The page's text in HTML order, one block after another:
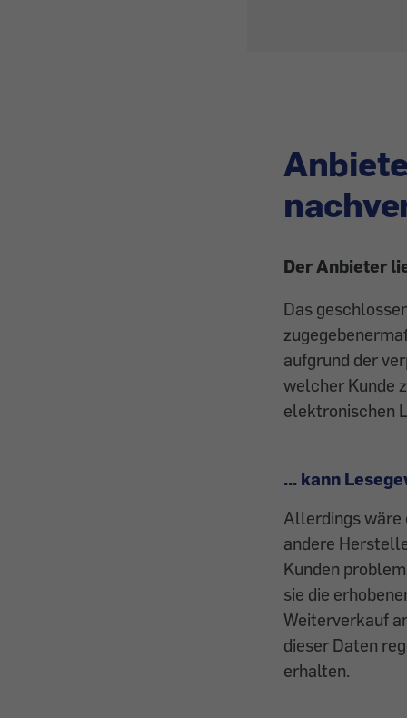
Der Anbieter
Das
aufgrund der
welcher Kunde
elekt­ronischen
... kann
Allerdings wäre
andere
Kunden
sie die
Weiterverkauf
dieser Daten
erhalten.